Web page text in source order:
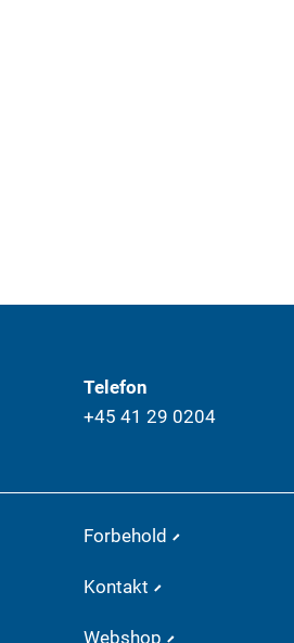
Telefon
+45 41 29 0204
Forbehold
Kontakt
Webshop